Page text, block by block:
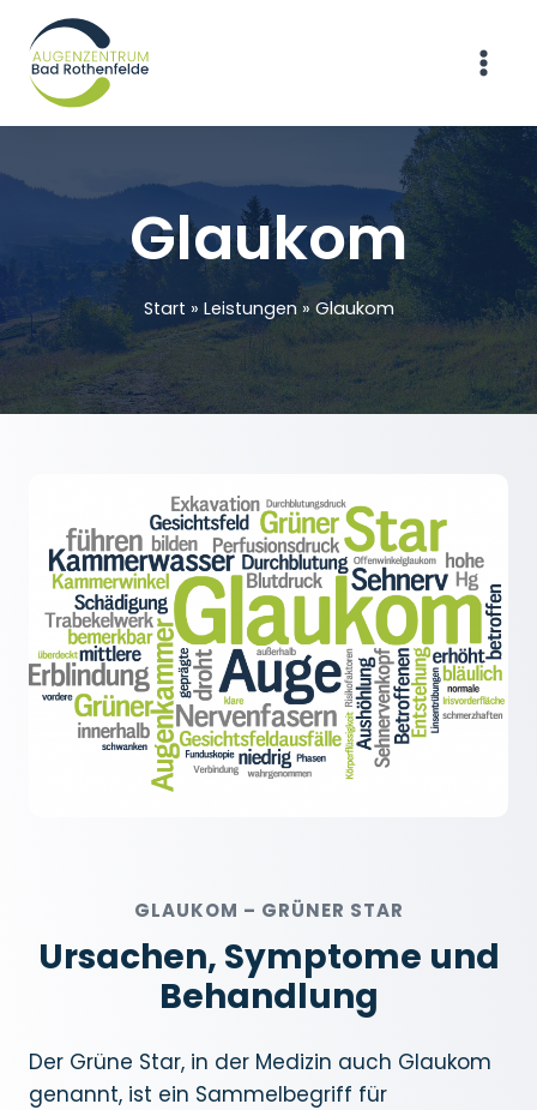
Inhalt
springen
Glaukom
Start » Leistungen»Glaukom
GLAUKOM – GRÜNER STAR
Ursachen, Symptome und
Behandlung
Der Grüne Star, in der Medizin auch Glaukom
genannt, ist ein Sammelbegriff für